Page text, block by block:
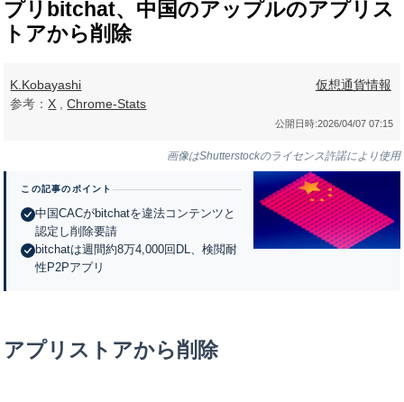
プリbitchat、中国のアップルのアプリス
トアから削除
K.Kobayashi
参考： X ,Chrome-Stats
仮想通貨情報
公開日時:2026/04/07 07:15
画像はShutterstockのライセンス許諾により使用
この記事のポイント
中国CACがbitchatを違法コンテンツと
認定し削除要請
bitchatは週間約8万4,000回DL、検閲耐
性P2Pアプリ
アプリストアから削除